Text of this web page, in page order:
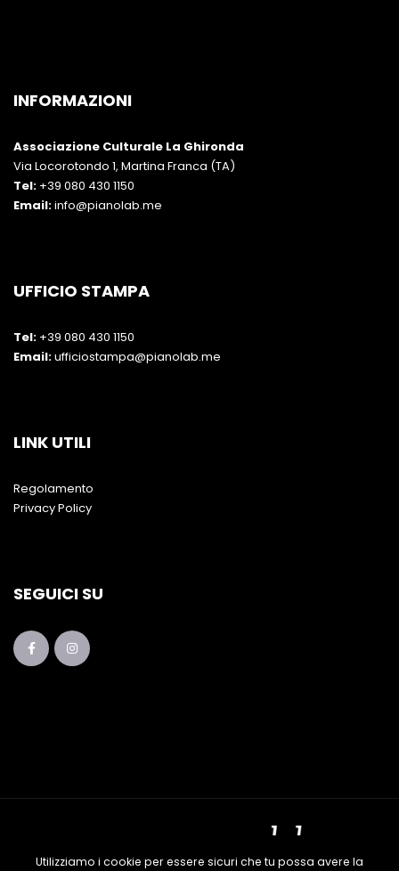
INFORMAZIONI
Associazione Culturale La Ghironda
Via Locorotondo 1, Martina Franca (TA)
Tel: +39 080 430 1150
Email:info@pianolab.me
UFFICIO STAMPA
Tel: +39 080 430 1150
Email:ufficiostampa@pianolab.me
LINK UTILI
Regolamento
Privacy Policy
SEGUICI SU
Utilizziamo i cookie per essere sicuri che tu possa avere la